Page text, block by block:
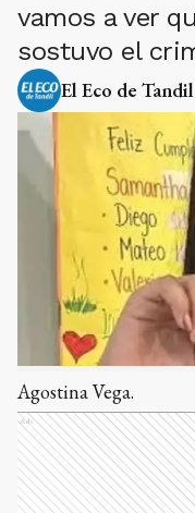
vamos a ver
sostuvo el
El Eco de Tandil
Agostina Vega.
Ads